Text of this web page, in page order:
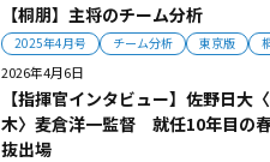
【桐朋】主将のチーム分析
2025年4月号 チーム分析 東京版
2026年4月6日
【指揮官インタビュー】佐野日大
木〉麦倉洋一監督 就任10年目の
抜出場